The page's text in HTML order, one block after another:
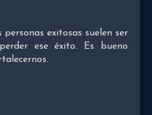
personas exitosas suelen ser
ese éxito. Es bueno